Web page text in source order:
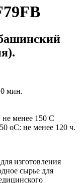
мин.
не менее 150 С
оС: не менее 120 ч.
изготовления
сырье для